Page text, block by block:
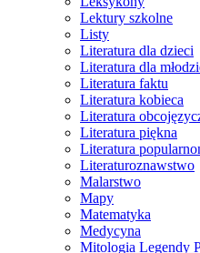
Lektury szkolne
Listy
Literatura dla dzieci
Literatura dla
Literatura faktu
Literatura kobieca
Literatura
Literatura piękna
Literatura
Literaturoznawstwo
Malarstwo
Mapy
Matematyka
Medycyna
Mitologia Legendy